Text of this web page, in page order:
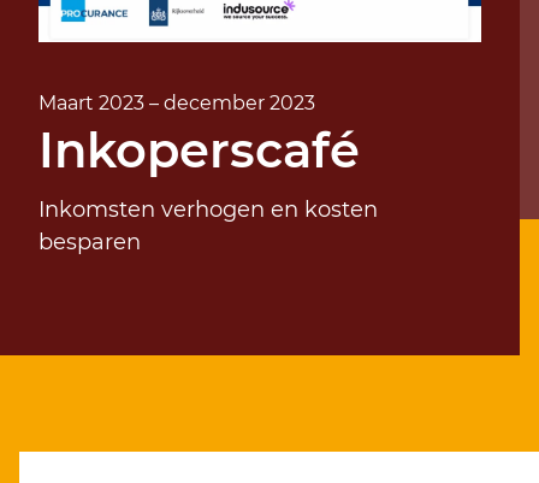
Maart 2023 – december 2023
Inkoperscafé
Inkomsten verhogen en kosten
besparen